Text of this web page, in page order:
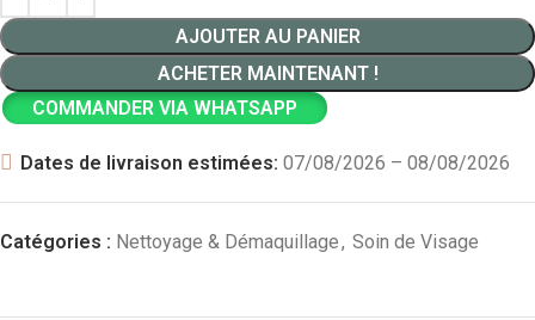
AJOUTER AU PANIER
ACHETER MAINTENANT !
COMMANDER VIA WHATSAPP
Dates de livraison estimées: 07/08/2026 – 08/08/2026
Catégories : Nettoyage & Démaquillage, Soin de Visage